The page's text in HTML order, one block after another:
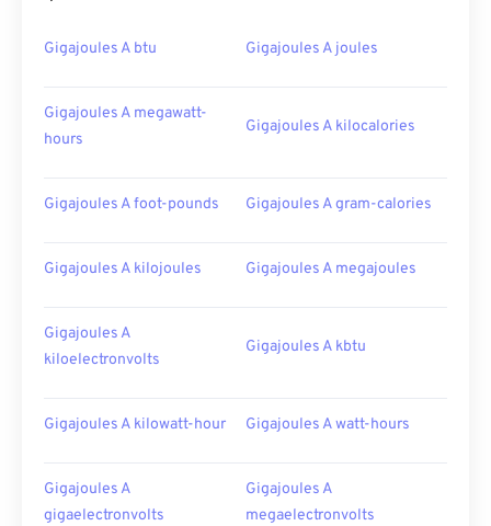
Gigajoules A btu Gigajoules A joules
Gigajoules A megawatt-
hours
Gigajoules A kilocalories
Gigajoules A foot-pounds Gigajoules A gram-calories
Gigajoules A kilojoules Gigajoules A megajoules
Gigajoules A
kiloelectronvolts
Gigajoules A kbtu
Gigajoules A kilowatt-hour Gigajoules A watt-hours
Gigajoules A
gigaelectronvolts
Gigajoules A
megaelectronvolts